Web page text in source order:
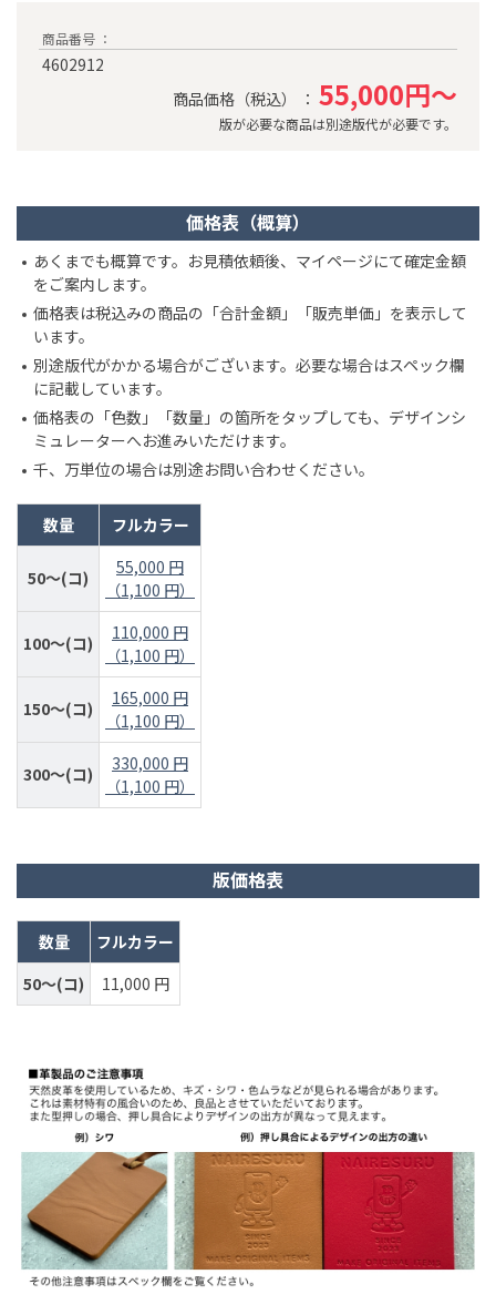
商品番号 ：
4602912
商品価格（税込） ： 55,000円～
版が必要な商品は別途版代が必要です。
価格表（概算）
あくまでも概算です。お見積依頼後、マイページにて確定金額
をご案内します。
価格表は税込みの商品の「合計金額」「販売単価」を表示して
います。
別途版代がかかる場合がございます。必要な場合はスペック欄
に記載しています。
価格表の「色数」「数量」の箇所をタップしても、デザインシ
ミュレーターへお進みいただけます。
千、万単位の場合は別途お問い合わせください。
数量 フルカラー
50～(コ)
55,000 円
（1,100 円）
100～(コ)
110,000 円
（1,100 円）
150～(コ)
165,000 円
（1,100 円）
300～(コ)
330,000 円
（1,100 円）
版価格表
数量
フルカラー
50～(コ)
11,000 円